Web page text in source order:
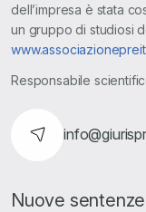
dell’impresa è stata
un gruppo di studiosi
Responsabile
Nuove